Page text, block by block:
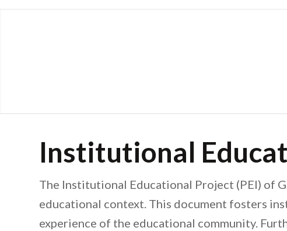
Institutional
The Institutional Educational Project (PEI) of
educational context. This document fosters
experience of the educational community.